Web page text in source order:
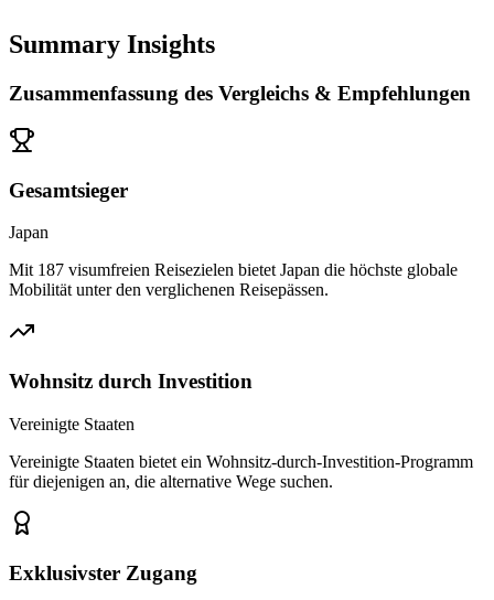
Summary Insights
Zusammenfassung des Vergleichs & Empfehlungen
Gesamtsieger
Japan
Mit 187 visumfreien Reisezielen bietet Japan die höchste globale
Mobilität unter den verglichenen Reisepässen.
Wohnsitz durch Investition
Vereinigte Staaten
Vereinigte Staaten bietet ein Wohnsitz-durch-Investition-Programm
für diejenigen an, die alternative Wege suchen.
Exklusivster Zugang